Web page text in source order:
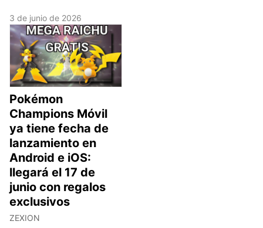
3 de junio de 2026
Pokémon
Champions Móvil
ya tiene fecha de
lanzamiento en
Android e iOS:
llegará el 17 de
junio con regalos
exclusivos
ZEXION